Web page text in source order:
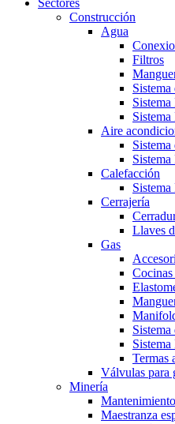
Sectores
Construcción
Agua
Filtros
Sistema
Sistema
Aire
Sistema
Calefacción
Cerrajería
Llaves
Gas
Sistema
Termas
Válvulas para
Minería
Maestranza